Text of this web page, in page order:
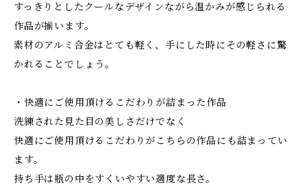
すっきりとしたクールなデザインながら温かみが感じられる
作品が揃います。
素材のアルミ合金はとても軽く、手にした時にその軽さに驚
かれることでしょう。
・快適にご使用頂けるこだわりが詰まった作品
洗練された見た目の美しさだけでなく
快適にご使用頂けるこだわりがこちらの作品にも詰まってい
ます。
持ち手は瓶の中をすくいやすい適度な長さ。